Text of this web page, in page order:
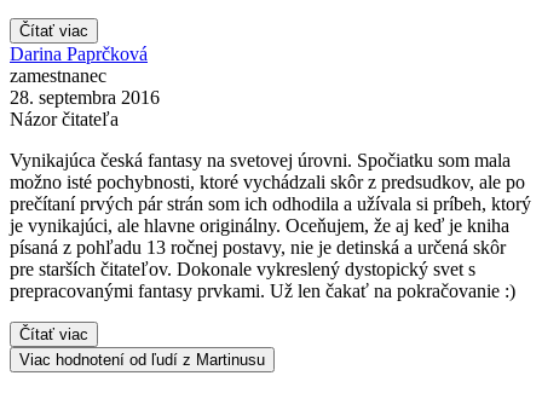
Čítať viac
Darina Paprčková
zamestnanec
28. septembra 2016
Názor čitateľa
Vynikajúca česká fantasy na svetovej úrovni. Spočiatku som mala
možno isté pochybnosti, ktoré vychádzali skôr z predsudkov, ale po
prečítaní prvých pár strán som ich odhodila a užívala si príbeh, ktorý
je vynikajúci, ale hlavne originálny. Oceňujem, že aj keď je kniha
písaná z pohľadu 13 ročnej postavy, nie je detinská a určená skôr
pre starších čitateľov. Dokonale vykreslený dystopický svet s
prepracovanými fantasy prvkami. Už len čakať na pokračovanie :)
Čítať viac
Viac hodnotení od ľudí z Martinusu